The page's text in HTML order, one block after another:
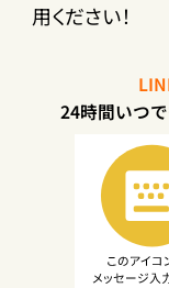
用ください！
24時間いつ